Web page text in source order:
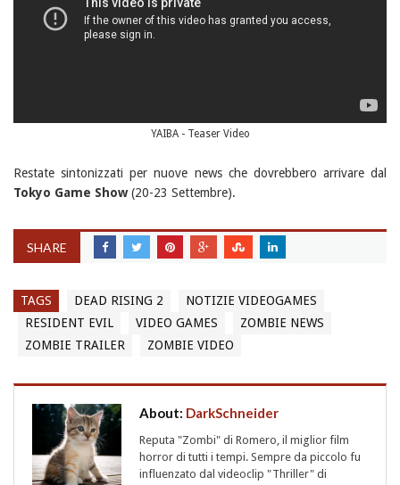
YAIBA - Teaser Video
Restate sintonizzati per nuove news che dovrebbero arrivare dal
Tokyo Game Show(20-23 Settembre).
SHARE
TAGS DEAD RISING 2
NOTIZIE VIDEOGAMES
RESIDENT EVIL
VIDEO GAMES
ZOMBIE NEWS
ZOMBIE TRAILER
ZOMBIE VIDEO
About: DarkSchneider
Reputa "Zombi" di Romero, il miglior film
horror di tutti i tempi. Sempre da piccolo fu
influenzato dal videoclip "Thriller" di